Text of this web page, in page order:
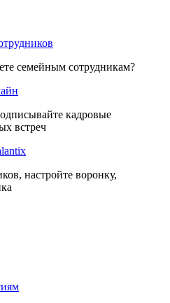
семейным сотрудникам?
кадровые
встреч
настройте воронку,